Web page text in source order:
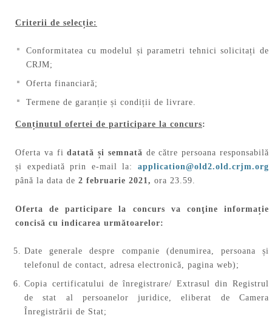
Criterii de selecție:
Conformitatea cu modelul și parametri tehnici solicitați de
CRJM;
Oferta financiară;
Termene de garanție și condiții de livrare.
Conținutul ofertei de participare la concurs:
Oferta va fidatată și semnată de către persoana responsabilă
și expediată prin e-mail la: application@old2.old.crjm.org
până la data de 2 februarie 2021, ora 23.59.
Oferta de participare la concurs va conţine informație
concisă cu indicarea următoarelor:
Date generale despre companie (denumirea, persoana și
telefonul de contact, adresa electronică, pagina web);
Copia certificatului de înregistrare/ Extrasul din Registrul
de stat al persoanelor juridice, eliberat de Camera
Înregistrării de Stat;